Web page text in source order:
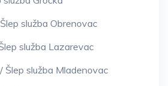
služba Obrenovac
služba Lazarevac
Šlep služba Mladenovac